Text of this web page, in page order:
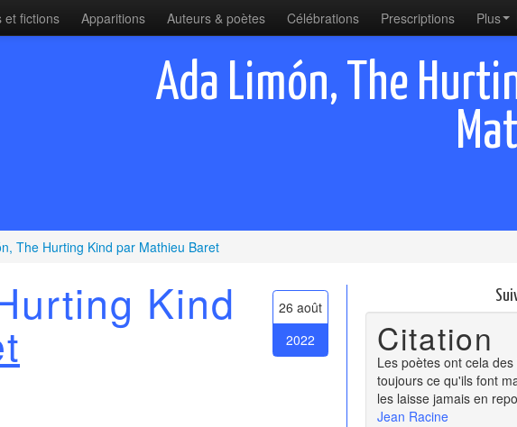
et fictions Apparitions Auteurs & poètes Célébrations Prescriptions Plus
Ada Limón, The
The Hurting Kind par Mathieu Baret
26 août
2022
Kind
Citation
Les poètes ont cela
toujours ce qu'ils font
les laisse jamais en
Jean Racine